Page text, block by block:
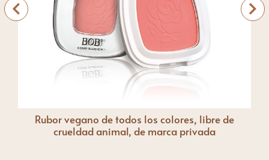
Iluminador facial bronceado con brillo metálico
de todos los colores